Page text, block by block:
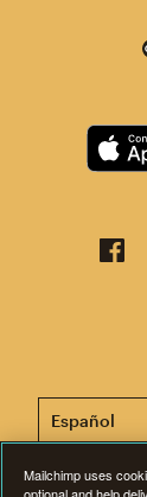
Esta
Mailchimp uses